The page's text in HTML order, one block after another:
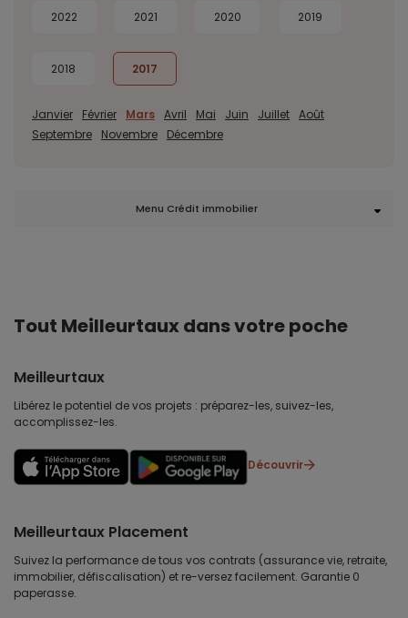
2022 2021 2020 2019
2018 2017
Janvier Février Mars Avril Mai Juin Juillet Août
Septembre
Novembre Décembre
Menu Crédit immobilier
Tout Meilleurtaux dans votre poche
Meilleurtaux
Libérez le potentiel de vos projets : préparez-les, suivez-les,
accomplissez-les.
Découvrir
Meilleurtaux Placement
Suivez la performance de tous vos contrats (assurance vie, retraite,
immobilier, défiscalisation) et re-versez facilement. Garantie 0
paperasse.